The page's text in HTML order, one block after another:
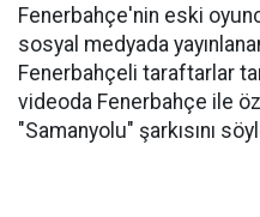
Fenerbahçe'nin eski
sosyal medyada
Fenerbahçeli taraftarlar
videoda Fenerbahçe ile
"Samanyolu" şarkısını